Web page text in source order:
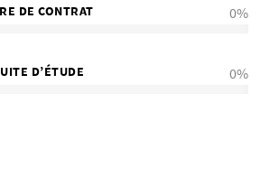
DE CONTRAT 0%
D’ÉTUDE 0%